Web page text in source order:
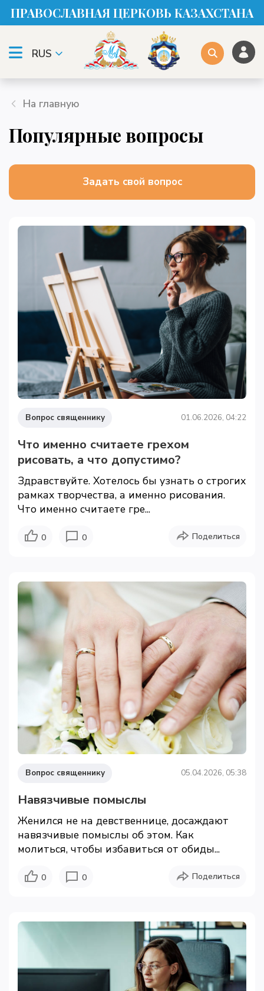
ПРАВОСЛАВНАЯ ЦЕРКОВЬ КАЗАХСТАНА
RUS
На главную
Популярные вопросы
Задать свой вопрос
Вопрос священнику 01.06.2026, 04:22
Что именно считаете грехом
рисовать, а что допустимо?
Здравствуйте. Хотелось бы узнать о строгих
рамках творчества, а именно рисования.
Что именно считаете гре...
0 0 Поделиться
Вопрос священнику 05.04.2026, 05:38
Навязчивые помыслы
Женился не на девственнице, досаждают
навязчивые помыслы об этом. Как
молиться, чтобы избавиться от обиды...
0 0 Поделиться